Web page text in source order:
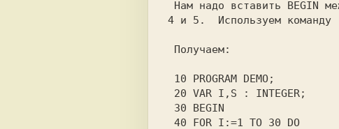
Нам надо вставить BEGIN
4 и 5. Используем команду